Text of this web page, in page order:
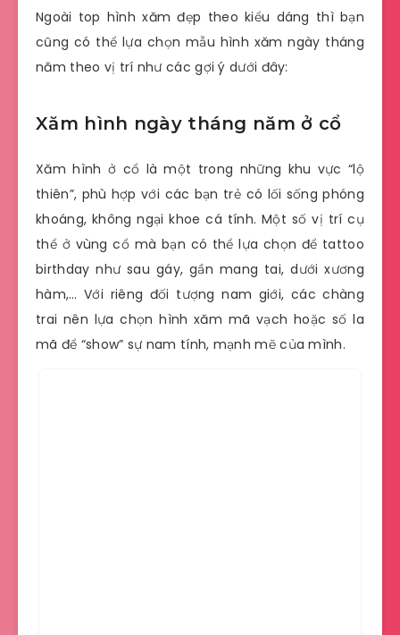
Ngoài top hình xăm đẹp theo kiểu dáng thì bạn
cũng có thể lựa chọn mẫu hình xăm ngày tháng
năm theo vị trí như các gợi ý dưới đây:
Xăm hình ngày tháng năm ở cổ
Xăm hình ở cổ là một trong những khu vực “lộ
thiên”, phù hợp với các bạn trẻ có lối sống phóng
khoáng, không ngại khoe cá tính. Một số vị trí cụ
thể ở vùng cổ mà bạn có thể lựa chọn để tattoo
birthday như sau gáy, gần mang tai, dưới xương
hàm,… Với riêng đối tượng nam giới, các chàng
trai nên lựa chọn hình xăm mã vạch hoặc số la
mã để “show” sự nam tính, mạnh mẽ của mình.